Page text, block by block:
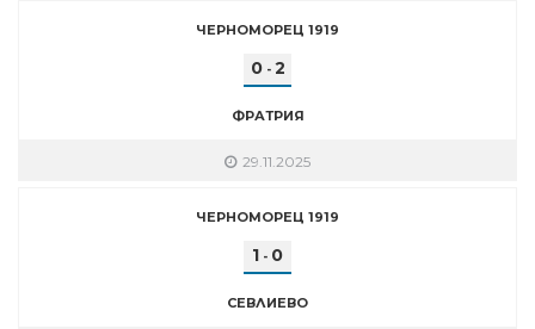
ЧЕРНОМОРЕЦ 1919
0- 2
ФРАТРИЯ
29.11.2025
ЧЕРНОМОРЕЦ 1919
1 - 0
СЕВЛИЕВО